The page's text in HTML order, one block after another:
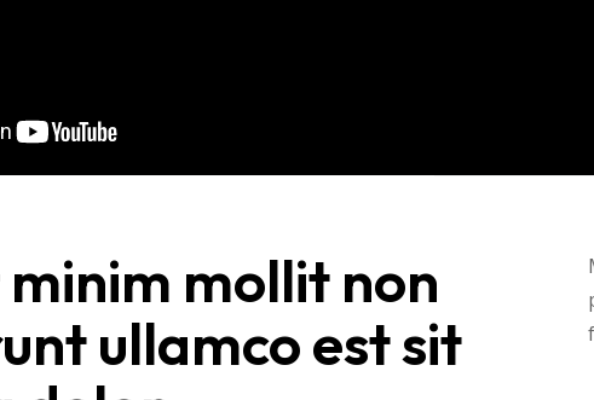
mollit non
ullamco est sit